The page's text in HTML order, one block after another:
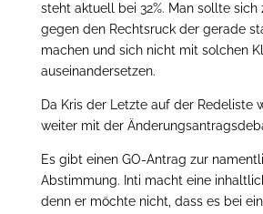
steht aktuell bei 32%. Man sollte sich
gegen den Rechtsruck der gerade
machen und sich nicht mit solchen
auseinandersetzen.
Da Kris der Letzte auf der Redeliste
weiter mit der
Es gibt einen GO-Antrag zur
Abstimmung. Inti macht eine
denn er möchte nicht, dass es bei